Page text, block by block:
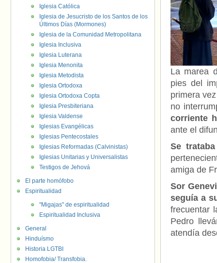
La marea
pies del
primera
no
corriente
ante el
Se
amiga de
Sor
seguía a
frecuentar
Pedro
atendía
Iglesia Católica
Iglesia de Jesucristo de los Santos de los
Últimos Días (Mormones)
Iglesia de la Comunidad Metropolitana
Iglesia Inclusiva
Iglesia Luterana
Iglesia Menonita
Iglesia Metodista
Iglesia Ortodoxa
Iglesia Ortodoxa Copta
Iglesia Presbiteriana
Iglesia Valdense
Iglesias Evangélicas
Iglesias Pentecostales
Iglesias Reformadas (Calvinistas)
Iglesias Unitarias y Universalistas
Testigos de Jehová
El parte homófobo
Espiritualidad
"Migajas" de espiritualidad
Espiritualidad Inclusiva
General
Hinduísmo
Historia LGTBI
Homofobia/ Transfobia.